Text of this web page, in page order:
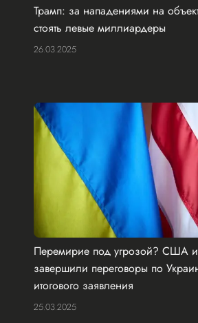
Трамп: за нападениями на
стоять левые миллиардеры
26.03.2025
Перемирие под угрозой? США
завершили переговоры по
итогового заявления
25.03.2025